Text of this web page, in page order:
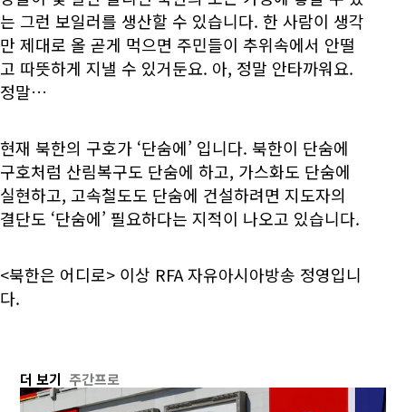
는 그런 보일러를 생산할 수 있습니다. 한 사람이 생각
만 제대로 올 곧게 먹으면 주민들이 추위속에서 안떨
고 따뜻하게 지낼 수 있거둔요. 아, 정말 안타까워요.
정말…
현재 북한의 구호가 ‘단숨에’ 입니다. 북한이 단숨에
구호처럼 산림복구도 단숨에 하고, 가스화도 단숨에
실현하고, 고속철도도 단숨에 건설하려면 지도자의
결단도 ‘단숨에’ 필요하다는 지적이 나오고 있습니다.
<북한은 어디로> 이상 RFA 자유아시아방송 정영입니
다.
더 보기 주간프로